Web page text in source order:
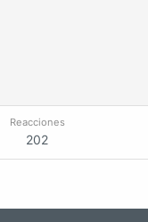
Reacciones
202